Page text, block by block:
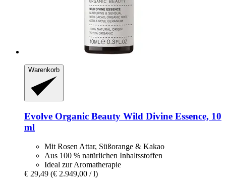
Warenkorb
Evolve Organic Beauty Wild Divine Essence, 10
ml
Mit Rosen Attar, Süßorange & Kakao
Aus 100 % natürlichen Inhaltsstoffen
Ideal zur Aromatherapie
€ 29,49 (€ 2.949,00 / l)